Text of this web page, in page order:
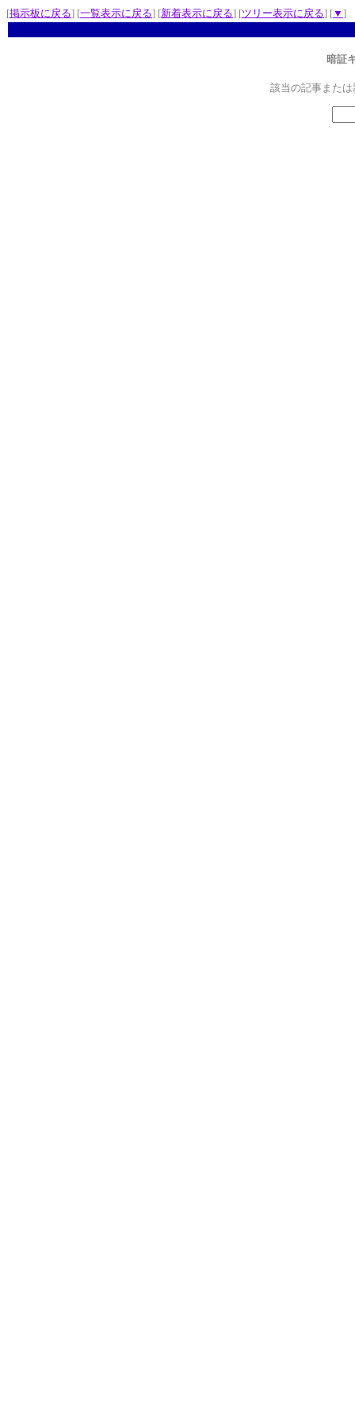
[掲示板に戻る] [一覧表示に戻る] [新着表示に戻る] [ツリー表示に戻る] [▼ ]
暗証
該当の記事また